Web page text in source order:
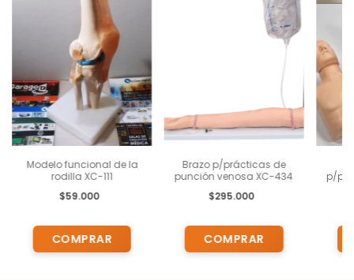
Modelo funcional de la
rodilla XC-111
$59.000
Brazo p/prácticas de
punción venosa XC-434
$295.000
p/